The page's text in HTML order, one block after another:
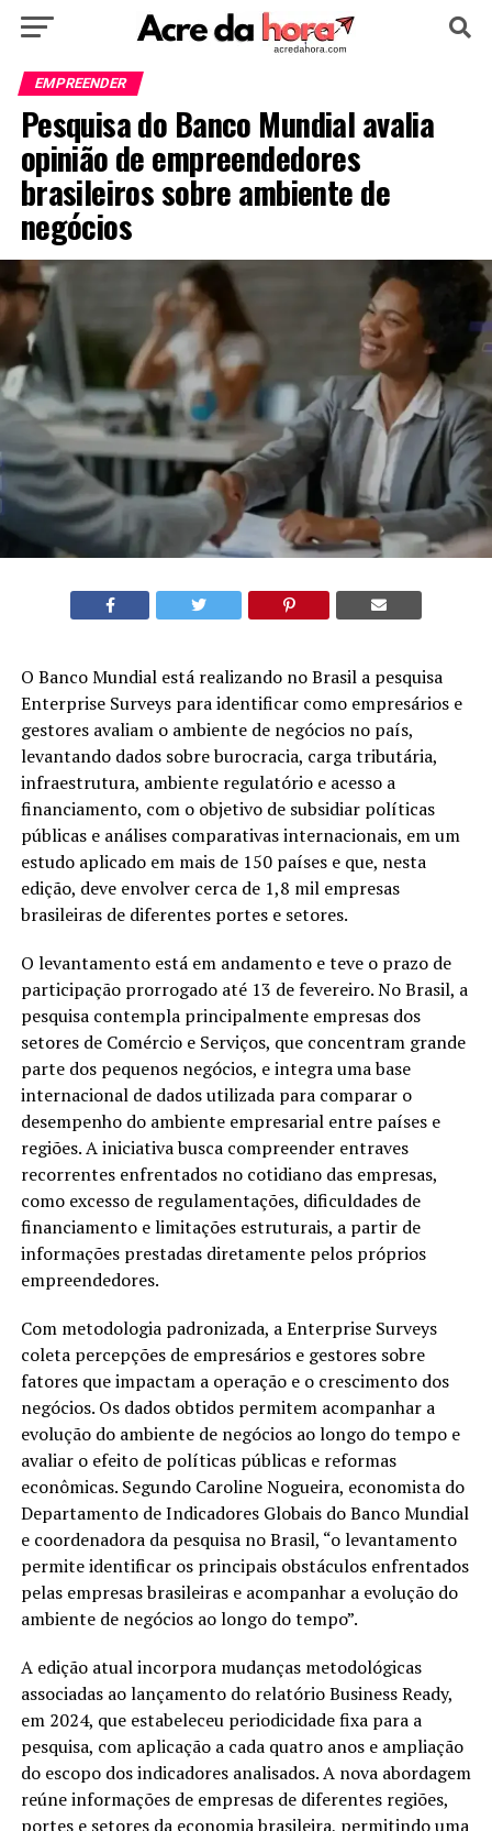
HOME
EDUCAÇÃO NOTÍCIA MUNDO
EMPREENDER
Pesquisa do Banco Mundial avalia
opinião de empreendedores
brasileiros sobre ambiente de
negócios
O Banco Mundial está realizando no Brasil a pesquisa
Enterprise Surveys para identificar como empresários e
gestores avaliam o ambiente de negócios no país,
levantando dados sobre burocracia, carga tributária,
infraestrutura, ambiente regulatório e acesso a
financiamento, com o objetivo de subsidiar políticas
públicas e análises comparativas internacionais, em um
estudo aplicado em mais de 150 países e que, nesta
edição, deve envolver cerca de 1,8 mil empresas
brasileiras de diferentes portes e setores.
O levantamento está em andamento e teve o prazo de
participação prorrogado até 13 de fevereiro. No Brasil, a
pesquisa contempla principalmente empresas dos
setores de Comércio e Serviços, que concentram grande
parte dos pequenos negócios, e integra uma base
internacional de dados utilizada para comparar o
desempenho do ambiente empresarial entre países e
regiões. A iniciativa busca compreender entraves
recorrentes enfrentados no cotidiano das empresas,
como excesso de regulamentações, dificuldades de
financiamento e limitações estruturais, a partir de
informações prestadas diretamente pelos próprios
empreendedores.
Com metodologia padronizada, a Enterprise Surveys
coleta percepções de empresários e gestores sobre
fatores que impactam a operação e o crescimento dos
negócios. Os dados obtidos permitem acompanhar a
evolução do ambiente de negócios ao longo do tempo e
avaliar o efeito de políticas públicas e reformas
econômicas. Segundo Caroline Nogueira, economista do
Departamento de Indicadores Globais do Banco Mundial
e coordenadora da pesquisa no Brasil, “o levantamento
permite identificar os principais obstáculos enfrentados
pelas empresas brasileiras e acompanhar a evolução do
ambiente de negócios ao longo do tempo”.
A edição atual incorpora mudanças metodológicas
associadas ao lançamento do relatório Business Ready,
em 2024, que estabeleceu periodicidade fixa para a
pesquisa, com aplicação a cada quatro anos e ampliação
do escopo dos indicadores analisados. A nova abordagem
reúne informações de empresas de diferentes regiões,
portes e setores da economia brasileira, permitindo uma